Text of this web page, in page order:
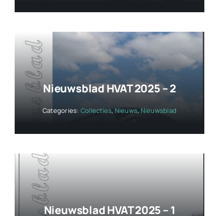
Nieuwsblad HVAT 2025 – 2
Categories: Collecties, Nieuws,Nieuwsblad
Nieuwsblad HVAT 2025 – 1